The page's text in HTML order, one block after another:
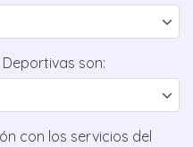
son:
con los servicios del